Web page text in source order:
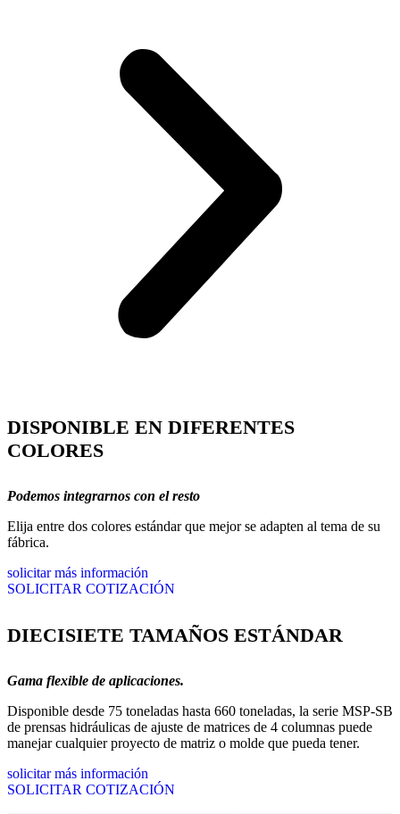
DISPONIBLE EN DIFERENTES
COLORES
Podemos integrarnos con el resto
Elija entre dos colores estándar que mejor se adapten al tema de su
fábrica.
solicitar más información
SOLICITAR COTIZACIÓN
DIECISIETE TAMAÑOS ESTÁNDAR
Gama flexible de aplicaciones.
Disponible desde 75 toneladas hasta 660 toneladas, la serie MSP-SB
de prensas hidráulicas de ajuste de matrices de 4 columnas puede
manejar cualquier proyecto de matriz o molde que pueda tener.
solicitar más información
SOLICITAR COTIZACIÓN